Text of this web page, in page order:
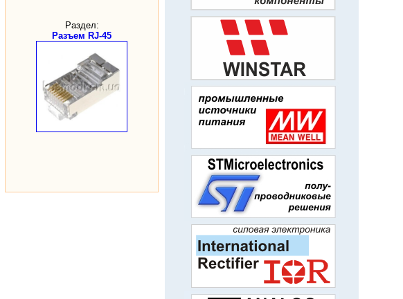
Раздел:
Разъем RJ-45